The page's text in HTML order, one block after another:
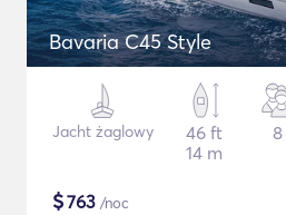
Bavaria C45 Style
Jacht żaglowy
46 ft
14 m
8
$763 /noc